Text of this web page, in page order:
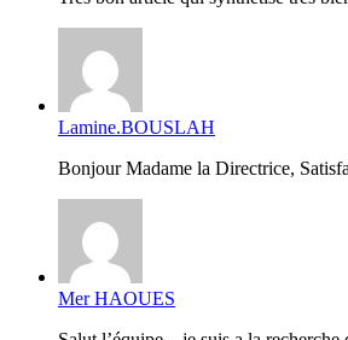
Lamine.BOUSLAH
Bonjour Madame la Directrice,
Mer HAOUES